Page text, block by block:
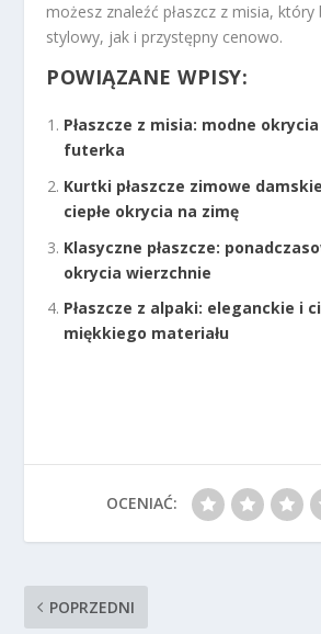
możesz znaleźć płaszcz z misia,
stylowy, jak i przystępny cenowo.
POWIĄZANE WPISY:
Płaszcze z misia: modne
futerka
Kurtki płaszcze zimowe
ciepłe okrycia na zimę
Klasyczne płaszcze:
okrycia wierzchnie
Płaszcze z alpaki: eleganckie i
miękkiego materiału
OCENIAĆ:
POPRZEDNI